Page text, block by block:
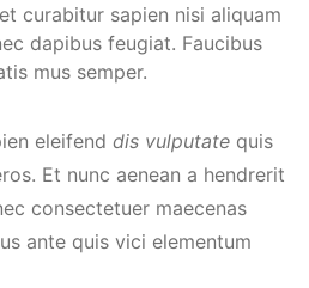
curabitur sapien nisi aliquam
dapibus feugiat. Faucibus
mus semper.
eleifend dis vulputate quis
Et nunc aenean a hendrerit
consectetuer maecenas
ante quis vici elementum